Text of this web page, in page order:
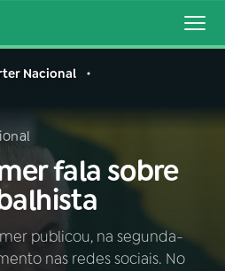
VIVO
Nacional
fala sobre
publicou, na segunda-
nas redes sociais. No